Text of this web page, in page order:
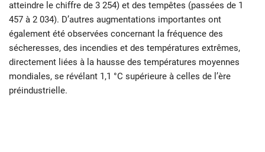
atteindre le chiffre de 3 254) et des tempêtes (passées de 1
457 à 2 034). D’autres augmentations importantes ont
également été observées concernant la fréquence des
sécheresses, des incendies et des températures extrêmes,
directement liées à la hausse des températures moyennes
mondiales, se révélant 1,1 °C supérieure à celles de l’ère
préindustrielle.